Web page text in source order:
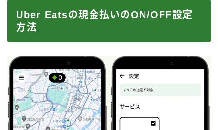
Uber Eatsの現金払いのON/OFF設定
方法